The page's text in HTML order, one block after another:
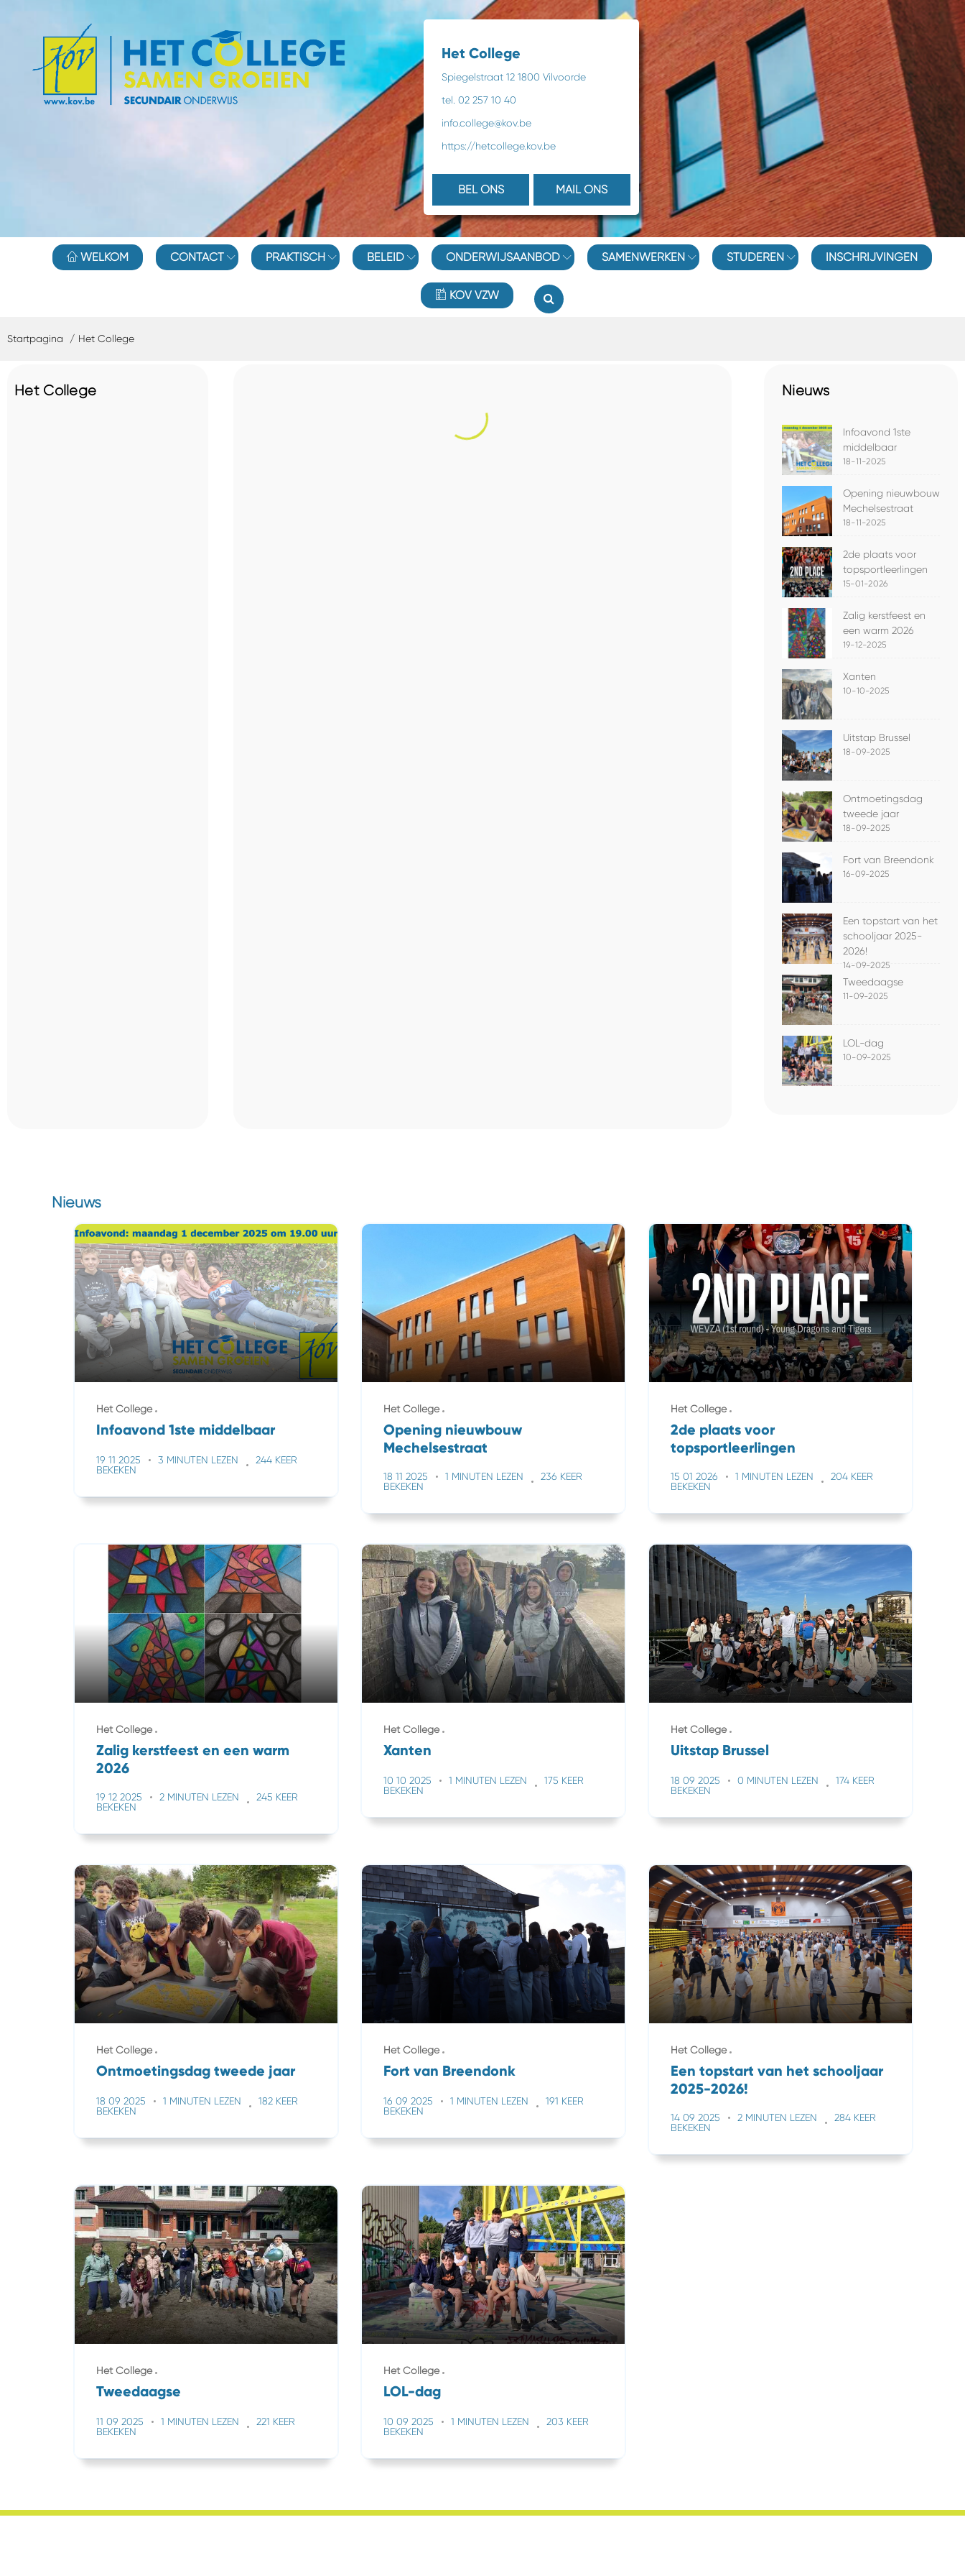
Het College
Spiegelstraat 12 1800 Vilvoorde
tel. 02 257 10 40
info.college@kov.be
https://hetcollege.kov.be
BEL ONS MAIL ONS
WELKOM CONTACT PRAKTISCH BELEID ONDERWIJSAANBOD SAMENWERKEN STUDEREN INSCHRIJVINGEN
KOV VZW
Startpagina Het College
Het College Nieuws
Infoavond 1ste
middelbaar
18-11-2025
Opening nieuwbouw
Mechelsestraat
18-11-2025
2de plaats voor
topsportleerlingen
15-01-2026
Zalig kerstfeest en
een warm 2026
19-12-2025
Xanten
10-10-2025
Uitstap Brussel
18-09-2025
Ontmoetingsdag
tweede jaar
18-09-2025
Fort van Breendonk
16-09-2025
Een topstart van het
schooljaar 2025-
2026!
14-09-2025
Tweedaagse
11-09-2025
LOL-dag
10-09-2025
Nieuws
Het College
Infoavond 1ste middelbaar
19 11 2025 3 MINUTEN LEZEN
244 KEER
BEKEKEN
Het College
Opening nieuwbouw
Mechelsestraat
18 11 2025 1 MINUTEN LEZEN
236 KEER
BEKEKEN
Het College
2de plaats voor
topsportleerlingen
15 01 2026 1 MINUTEN LEZEN
204 KEER
BEKEKEN
Het College
Zalig kerstfeest en een warm
2026
19 12 2025 2 MINUTEN LEZEN
245 KEER
BEKEKEN
Het College
Xanten
10 10 2025 1 MINUTEN LEZEN
175 KEER
BEKEKEN
Het College
Uitstap Brussel
18 09 2025 0 MINUTEN LEZEN
174 KEER
BEKEKEN
Het College
Ontmoetingsdag tweede jaar
18 09 2025 1 MINUTEN LEZEN
182 KEER
BEKEKEN
Het College
Fort van Breendonk
16 09 2025 1 MINUTEN LEZEN
191 KEER
BEKEKEN
Het College
Een topstart van het schooljaar
2025-2026!
14 09 2025 2 MINUTEN LEZEN
284 KEER
BEKEKEN
Het College
Tweedaagse
11 09 2025 1 MINUTEN LEZEN
221 KEER
BEKEKEN
Het College
LOL-dag
10 09 2025 1 MINUTEN LEZEN
203 KEER
BEKEKEN